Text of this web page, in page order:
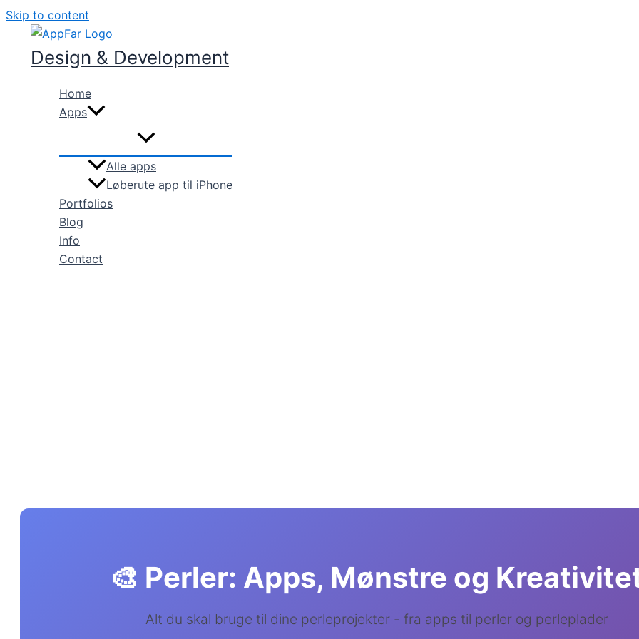
Skip to content
Design & Development
Home
Apps
Alle apps
Løberute app til iPhone
Portfolios
Blog
Info
Contact
🎨 Perler: Apps, Mønstre og
Alt du skal bruge til dine perleprojekter - fra apps til perler og perleplader